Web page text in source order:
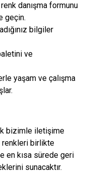
danışma formunu
geçin.
bilgiler
ve
yaşam ve çalışma
bizimle iletişime
renkleri birlikte
en kısa sürede geri
sunacaktır.